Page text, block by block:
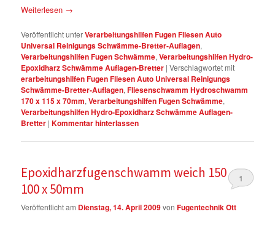
Weiterlesen →
Veröffentlicht unterVerarbeitungshilfen Fugen Fliesen Auto
Universal Reinigungs Schwämme-Bretter-Auflagen,
Verarbeitungshilfen Fugen Schwämme,Verarbeitungshilfen Hydro-
Epoxidharz Schwämme Auflagen-Bretter |Verschlagwortet mit
erarbeitungshilfen Fugen Fliesen Auto Universal Reinigungs
Schwämme-Bretter-Auflagen,Fliesenschwamm Hydroschwamm
170 x 115 x 70mm,Verarbeitungshilfen Fugen Schwämme,
Verarbeitungshilfen Hydro-Epoxidharz Schwämme Auflagen-
Bretter |Kommentar hinterlassen
Epoxidharzfugenschwamm weich 150 x
100 x 50mm
Veröffentlicht am Dienstag, 14. April 2009vonFugentechnik Ott
1